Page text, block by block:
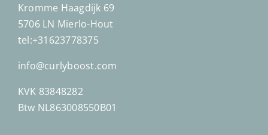
Kromme Haagdijk 69
5706 LN Mierlo-Hout
tel:+31623778375
info@curlyboost.com
KVK 83848282
Btw NL863008550B01